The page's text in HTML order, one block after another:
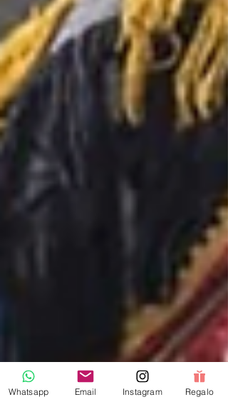
Whatsapp Email Instagram Regalo